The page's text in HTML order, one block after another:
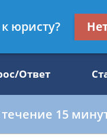
Ответ
15
юристу?